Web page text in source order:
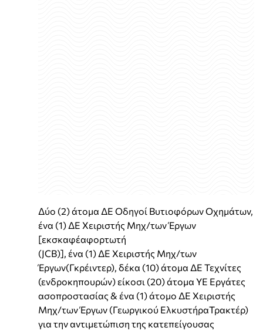
Δύο (2) άτομα ΔΕ Οδηγοί Βυτιοφόρων Οχημάτων,
ένα (1) ΔΕ Χειριστής Μηχ/των Έργων
[εκσκαφέαφορτωτή
(JCB)], ένα (1) ΔΕ Χειριστής Μηχ/των
Έργων(Γκρέιντερ), δέκα (10) άτομα ΔΕ Τεχνίτες
(ενδροκηπουρών) είκοσι (20) άτομα ΥΕ Εργάτες
ασοπροστασίας & ένα (1) άτομο ΔΕ Χειριστής
Μηχ/των Έργων (Γεωργικού ΕλκυστήραΤρακτέρ)
για την αντιμετώπιση της κατεπείγουσας